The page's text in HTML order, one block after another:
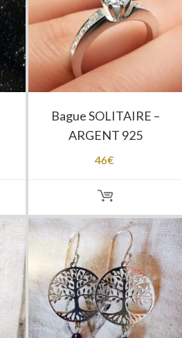
Bague SOLITAIRE –
ARGENT 925
46€